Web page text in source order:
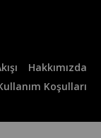
Hakkımızda
Koşulları